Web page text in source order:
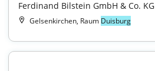
Ferdinand Bilstein GmbH & Co. KG
Gelsenkirchen, Raum Duisburg